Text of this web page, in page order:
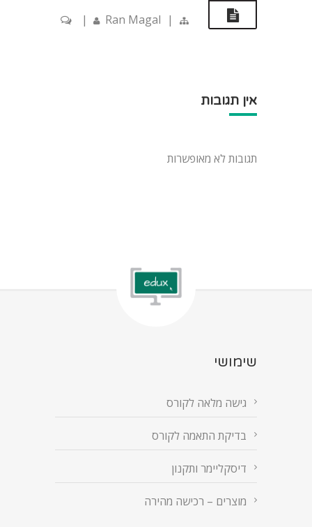
Ran Magal |
|
אין תגובות
תגובות לא מאופשרות
שימושי
גישה מלאה לקורס
בדיקת התאמה לקורס
דיסקליימר ותקנון
מוצרים – רכישה מהירה